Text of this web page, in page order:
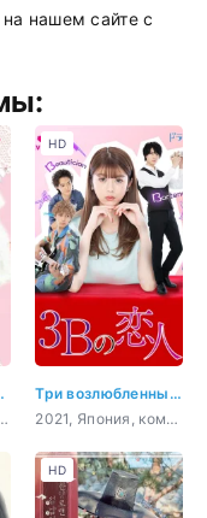
нашем сайте с
молодость, сверхъестественное
Три возлюбленных на букву «Б»
2021, Япония, комедия, романтика, повседневность, драма
HD
HD